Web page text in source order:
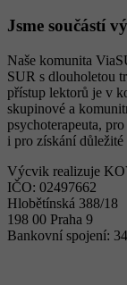
Jsme součástí
Naše komunita
SUR s dlouholetou
přístup lektorů je v
skupinové a
psychoterapeuta,
i pro získání důležité
Výcvik realizuje
IČO: 02497662
Hlobětínská 388/18
198 00 Praha 9
Bankovní spojení: